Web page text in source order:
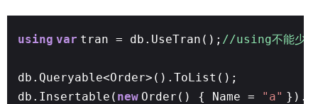
using var tran = db.UseTran(); //using不能少
db.Queryable<Order>().ToList();
db.Insertable( new Order() { Name = "a"